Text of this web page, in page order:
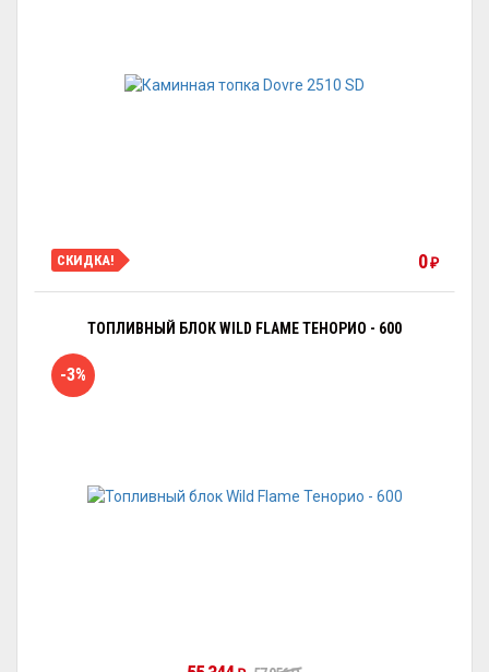
СКИДКА! 0₽
ТОПЛИВНЫЙ БЛОК WILD FLAME ТЕНОРИО - 600
-3%